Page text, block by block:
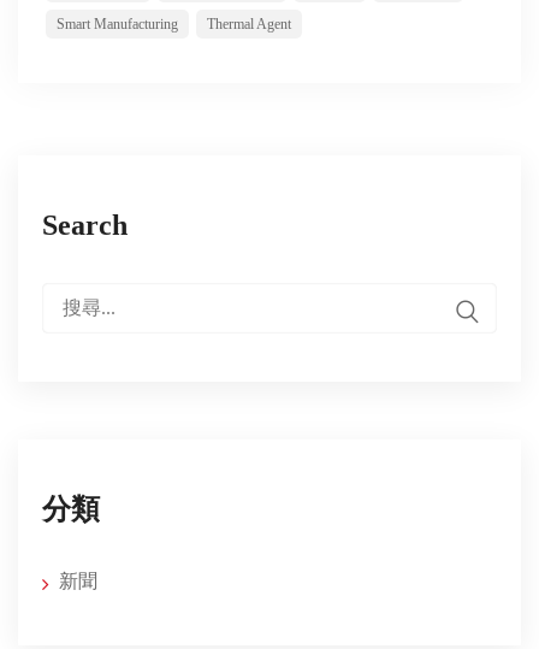
Smart Manufacturing Thermal Agent
Search
分類
新聞